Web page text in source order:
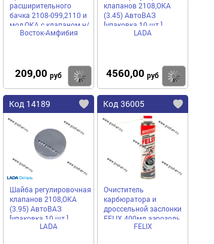
расширительного
бачка 2108-099,2110 и
мод,ОКА с клапаном н/
о Восток-Амфибия
Восток-Амфибия
209,00 руб Купить
клапанов 2108,ОКА
(3.45) АвтоВАЗ
[упаковка 10 шт.]
LADA
4560,00 руб
Код 14189
Шайба регулировочная
клапанов 2108,ОКА
(3.95) АвтоВАЗ
[упаковка 10 шт.]
LADA
Код 36005
Очиститель
карбюратора и
дроссельной заслонки
FELIX 400мл аэрозоль
FELIX